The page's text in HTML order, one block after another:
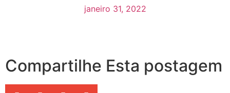
janeiro 31, 2022
Compartilhe Esta postagem